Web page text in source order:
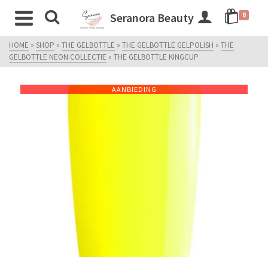
Seranora Beauty 0
HOME » SHOP » THE GELBOTTLE » THE GELBOTTLE GELPOLISH » THE
GELBOTTLE NEON COLLECTIE » THE GELBOTTLE KINGCUP
AANBIEDING